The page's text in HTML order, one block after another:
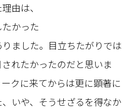
由は、
かった
ました。目立ちたがりでは
れたかったのだと思いま
クに来てからは更に顕著に
いや、そうせざるを得なか